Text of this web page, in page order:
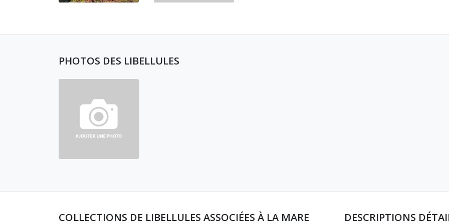
PHOTOS DES LIBELLULES
COLLECTIONS DE LIBELLULES ASSOCIÉES À LA MARE DESCRIPTIONS